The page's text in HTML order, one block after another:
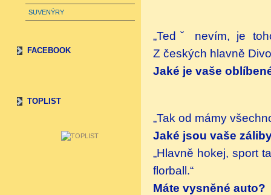
SUVENÝRY
FACEBOOK
TOPLIST
„Tedˇ nevím, je
Z českých hlavně
Jaké je vaše
„Tak od mámy
Jaké jsou vaše
„Hlavně hokej, sport
florball.“
Máte vysněné auto?